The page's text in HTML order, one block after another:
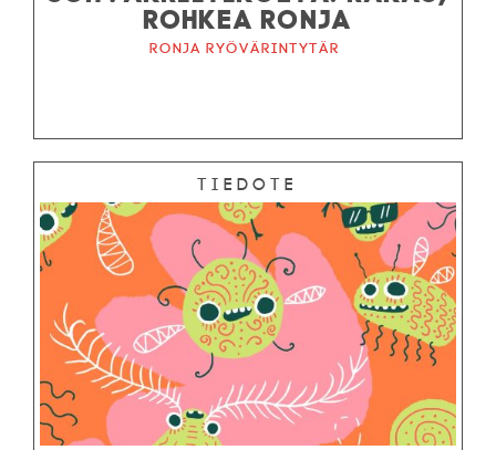
ROHKEA RONJA
Ronja ryövärintytär
Tiedote